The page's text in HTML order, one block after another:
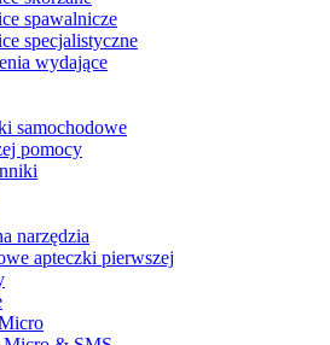
spawalnicze
specjalistyczne
wydające
samochodowe
pomocy
narzędzia
apteczki pierwszej